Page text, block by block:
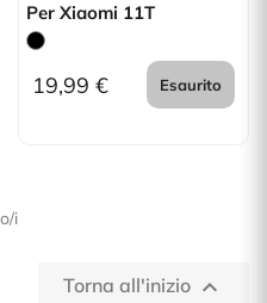
Per Xiaomi 11T
19,99 € Esaurito
i
Torna all'inizio 